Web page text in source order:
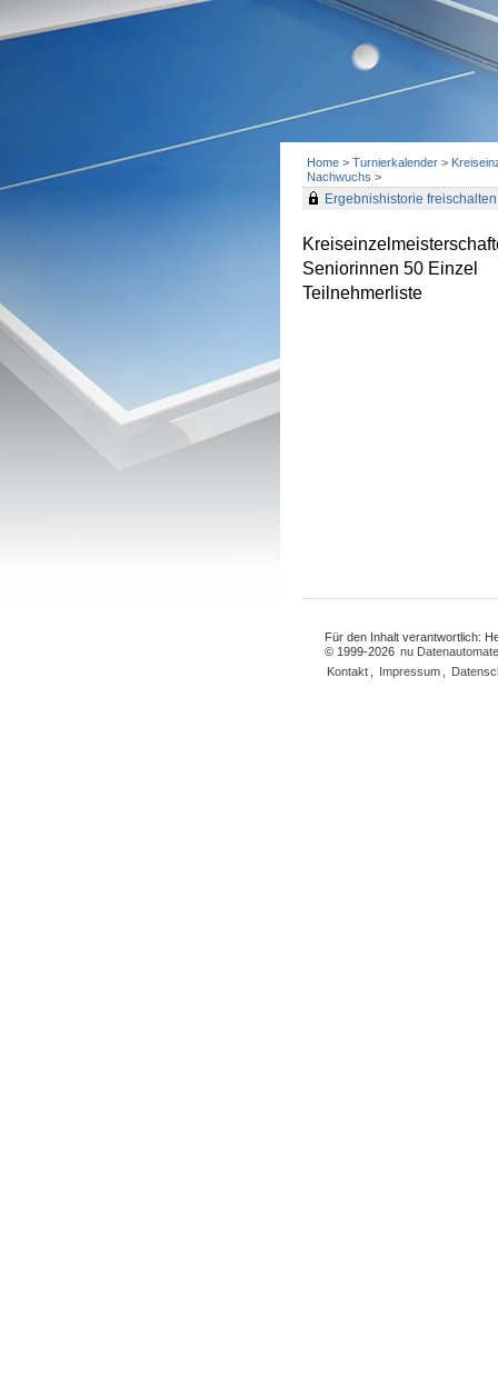
Home > Turnierkalender >
Nachwuchs >
Ergebnishistorie freischalten
Seniorinnen 50 Einzel
Teilnehmerliste
Für den Inhalt verantwortlich:
© 1999-2026 nu
Kontakt
Impressum